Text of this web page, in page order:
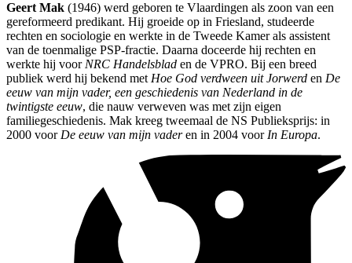
Geert Mak (1946) werd geboren te Vlaardingen als zoon van een
gereformeerd predikant. Hij groeide op in Friesland, studeerde
rechten en sociologie en werkte in de Tweede Kamer als assistent
van de toenmalige PSP-fractie. Daarna doceerde hij rechten en
werkte hij voor NRC Handelsblad en de VPRO. Bij een breed
publiek werd hij bekend met Hoe God verdween uit Jorwerd en De
eeuw van mijn vader, een geschiedenis van Nederland in de
twintigste eeuw, die nauw verweven was met zijn eigen
familiegeschiedenis. Mak kreeg tweemaal de NS Publieksprijs: in
2000 voor De eeuw van mijn vaderen in 2004 voor In Europa.